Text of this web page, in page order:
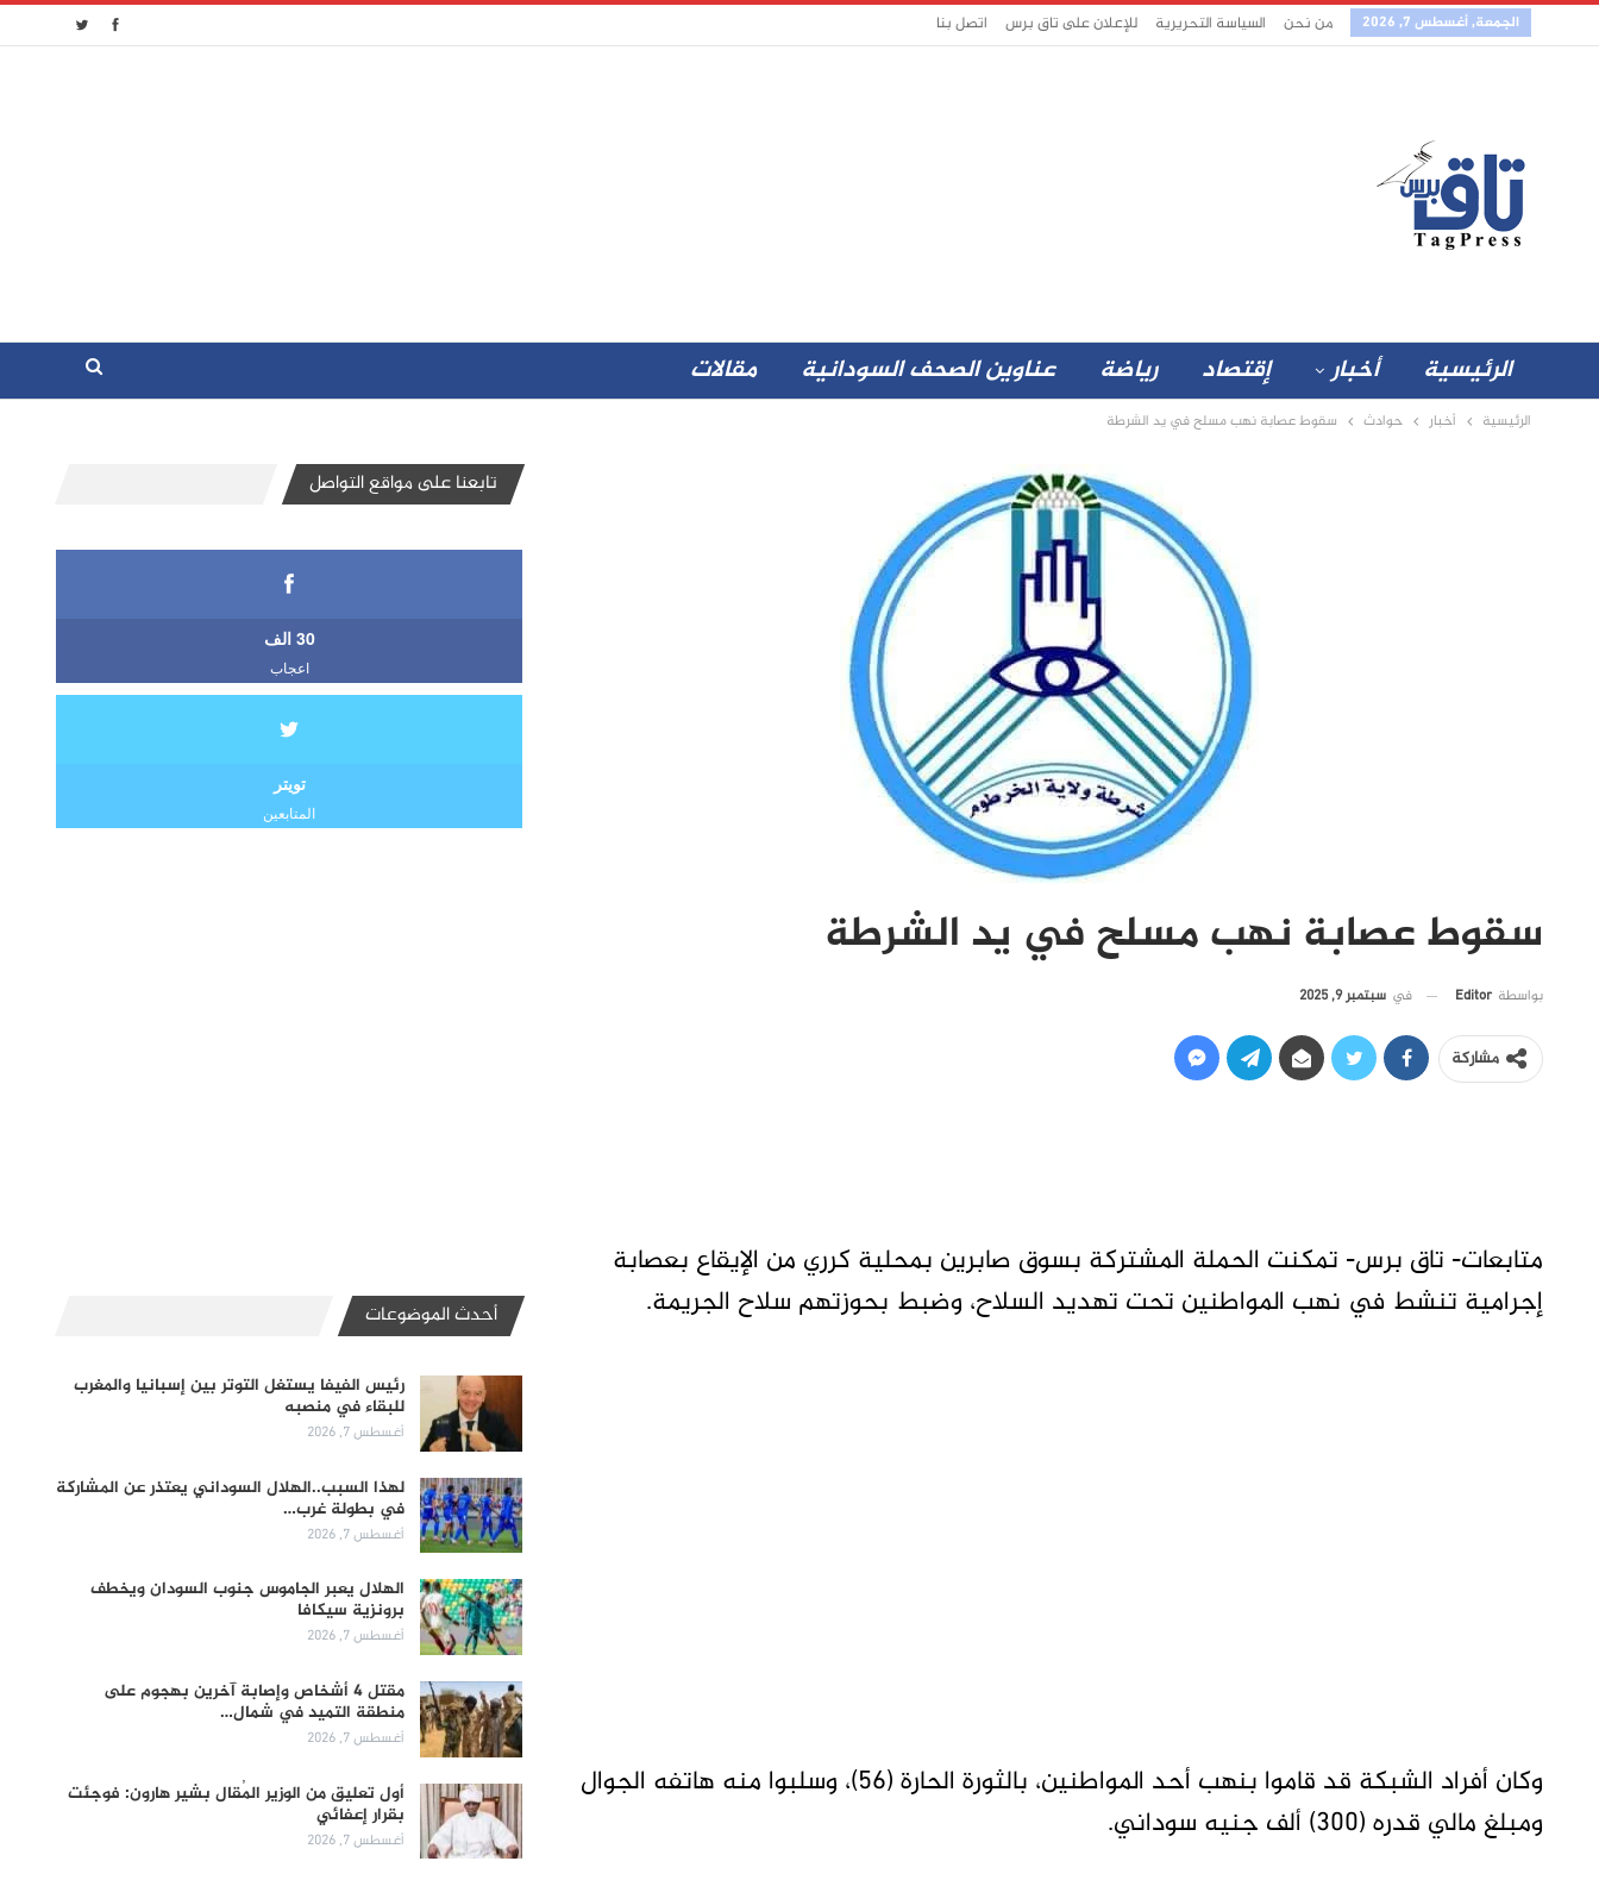
الجمعة, أغسطس 7, 2026 من نحن السياسة التحريرية للإعلان على تاق برس اتصل بنا
الرئيسية أخبار إقتصاد رياضة عناوين الصحف السودانية مقالات
الرئيسية أخبار حوادث سقوط عصابة نهب مسلح في يد الشرطة
سقوط عصابة نهب مسلح في يد الشرطة
بواسطة Editor في سبتمبر 9, 2025
مشاركة
متابعات- تاق برس- تمكنت الحملة المشتركة بسوق صابرين بمحلية كرري من الإيقاع بعصابة
إجرامية تنشط في نهب المواطنين تحت تهديد السلاح، وضبط بحوزتهم سلاح الجريمة.
وكان أفراد الشبكة قد قاموا بنهب أحد المواطنين، بالثورة الحارة (56)، وسلبوا منه هاتفه الجوال
ومبلغ مالي قدره (300) ألف جنيه سوداني.
تابعنا على مواقع التواصل
30 الف
اعجاب
تويتر
المتابعين
أحدث الموضوعات
رئيس الفيفا يستغل التوتر بين إسبانيا والمغرب
للبقاء في منصبه
أغسطس 7, 2026
لهذا السبب..الهلال السوداني يعتذر عن المشاركة
في بطولة غرب…
أغسطس 7, 2026
الهلال يعبر الجاموس جنوب السودان ويخطف
برونزية سيكافا
أغسطس 7, 2026
مقتل 4 أشخاص وإصابة آخرين بهجوم على
منطقة التميد في شمال…
أغسطس 7, 2026
أول تعليق من الوزير المُقال بشير هارون: فوجئت
بقرار إعفائي
أغسطس 7, 2026